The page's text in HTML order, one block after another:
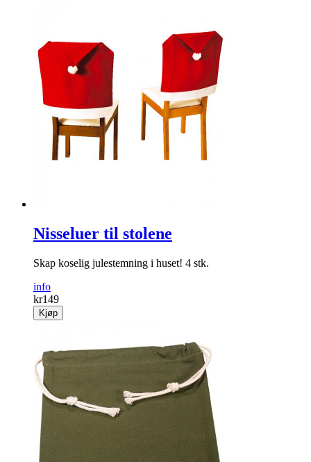
Nisseluer til stolene
Skap koselig julestemning i huset! 4 stk.
info
kr149
Kjøp